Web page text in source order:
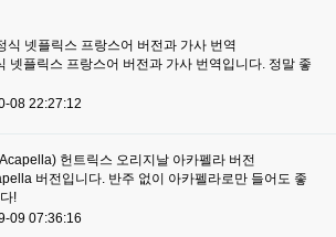
식 넷플릭스 프랑스어 버전과 가사 번역
넷플릭스 프랑스어 버전과 가사 번역입니다. 정말 좋
08 22:27:12
헌트릭스 오리지날 아카펠라 버전
버전입니다. 반주 없이 아카펠라로만 들어도 좋
!
09 07:36:16